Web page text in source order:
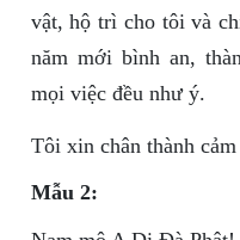
vật, hộ trì cho tôi và
năm mới bình an,
mọi việc đều như ý.
Tôi xin chân thành
Mẫu 2: